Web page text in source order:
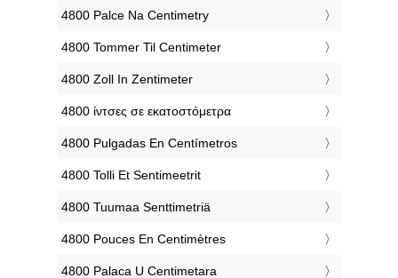
‎4800 Palce Na Centimetry
‎4800 Tommer Til Centimeter
‎4800 Zoll In Zentimeter
‎4800 ίντσες σε εκατοστόμετρα
‎4800 Pulgadas En Centímetros
‎4800 Tolli Et Sentimeetrit
‎4800 Tuumaa Senttimetriä
‎4800 Pouces En Centimètres
‎4800 Palaca U Centimetara